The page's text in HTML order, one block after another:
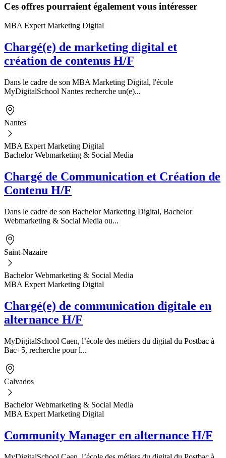
Ces offres pourraient également vous intéresser
MBA Expert Marketing Digital
Chargé(e) de marketing digital et
création de contenus H/F
Dans le cadre de son MBA Marketing Digital, l'école
MyDigitalSchool Nantes recherche un(e)...
Nantes
MBA Expert Marketing Digital
Bachelor Webmarketing & Social Media
Chargé de Communication et Création de
Contenu H/F
Dans le cadre de son Bachelor Marketing Digital, Bachelor
Webmarketing & Social Media ou...
Saint-Nazaire
Bachelor Webmarketing & Social Media
MBA Expert Marketing Digital
Chargé(e) de communication digitale en
alternance H/F
MyDigitalSchool Caen, l’école des métiers du digital du Postbac à
Bac+5, recherche pour l...
Calvados
Bachelor Webmarketing & Social Media
MBA Expert Marketing Digital
Community Manager en alternance H/F